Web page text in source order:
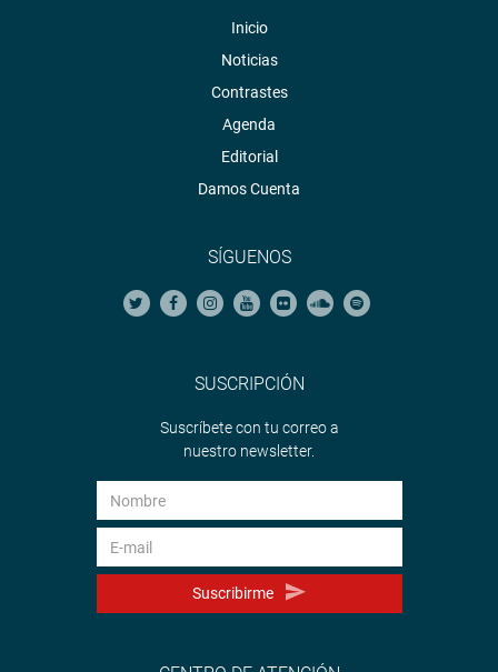
Inicio
Noticias
Contrastes
Agenda
Editorial
Damos Cuenta
SÍGUENOS
SUSCRIPCIÓN
Suscríbete con tu correo a
nuestro newsletter.
Suscribirme